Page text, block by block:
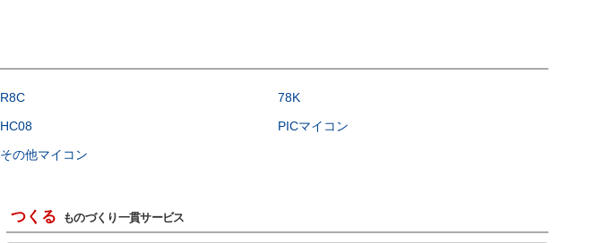
R8C
78K
HC08
PICマイコン
その他マイコン
つくる ものづくり一貫サービス